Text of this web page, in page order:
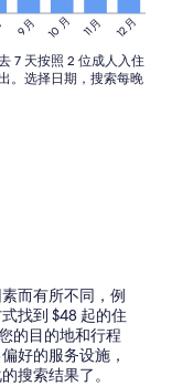
9 月 10 月 11 月 12 月
7 天按照 2 位成人入住
。选择日期，搜索每晚
而有所不同，例
找到 $48 起的住
的目的地和行程
好的服务设施，
搜索结果了。